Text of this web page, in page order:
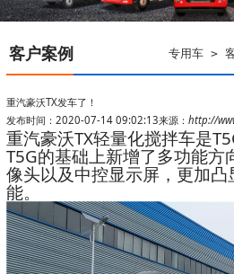
专用车>
客户案例
重汽豪沃TX发车了！
发布时间：2020-07-14 09:02:13来源：http://
重汽豪沃TX轻量化搅拌车是
T5G的基础上新增了多功能
像头以及中控显示屏，更加
能。